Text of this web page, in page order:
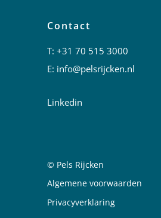
Contact
T:+31 70 515 3000
E: info@pelsrijcken.nl
Linkedin
Juridische informatie
© Pels Rijcken
Algemene voorwaarden
Privacyverklaring